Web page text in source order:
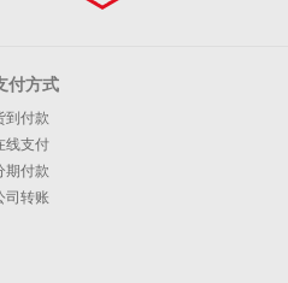
付方式
到付款
线支付
期付款
司转账